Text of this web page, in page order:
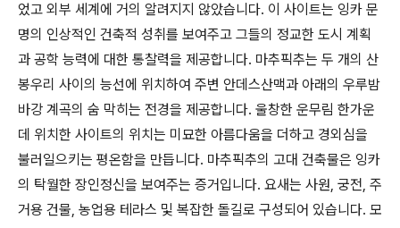
었고 외부 세계에 거의 알려지지 않았습니다. 이 사이트는 잉카 문
명의 인상적인 건축적 성취를 보여주고 그들의 정교한 도시 계획
과 공학 능력에 대한 통찰력을 제공합니다. 마추픽추는 두 개의 산
봉우리 사이의 능선에 위치하여 주변 안데스산맥과 아래의 우루밤
바강 계곡의 숨 막히는 전경을 제공합니다. 울창한 운무림 한가운
데 위치한 사이트의 위치는 미묘한 아름다움을 더하고 경외심을
불러일으키는 평온함을 만듭니다. 마추픽추의 고대 건축물은 잉카
의 탁월한 장인정신을 보여주는 증거입니다. 요새는 사원, 궁전, 주
거용 건물, 농업용 테라스 및 복잡한 돌길로 구성되어 있습니다. 모